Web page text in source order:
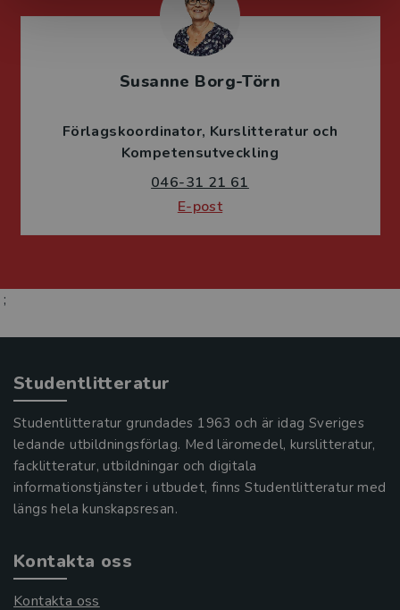
Susanne Borg-Törn
Förlagskoordinator Kurslitteratur och
Kompetensutveckling
046-31 21 61
E-post
;
Studentlitteratur
Studentlitteratur grundades 1963 och är idag Sveriges
ledande utbildningsförlag. Med läromedel, kurslitteratur,
facklitteratur, utbildningar och digitala
informationstjänster i utbudet, finns Studentlitteratur med
längs hela kunskapsresan.
Kontakta oss
Kontakta oss